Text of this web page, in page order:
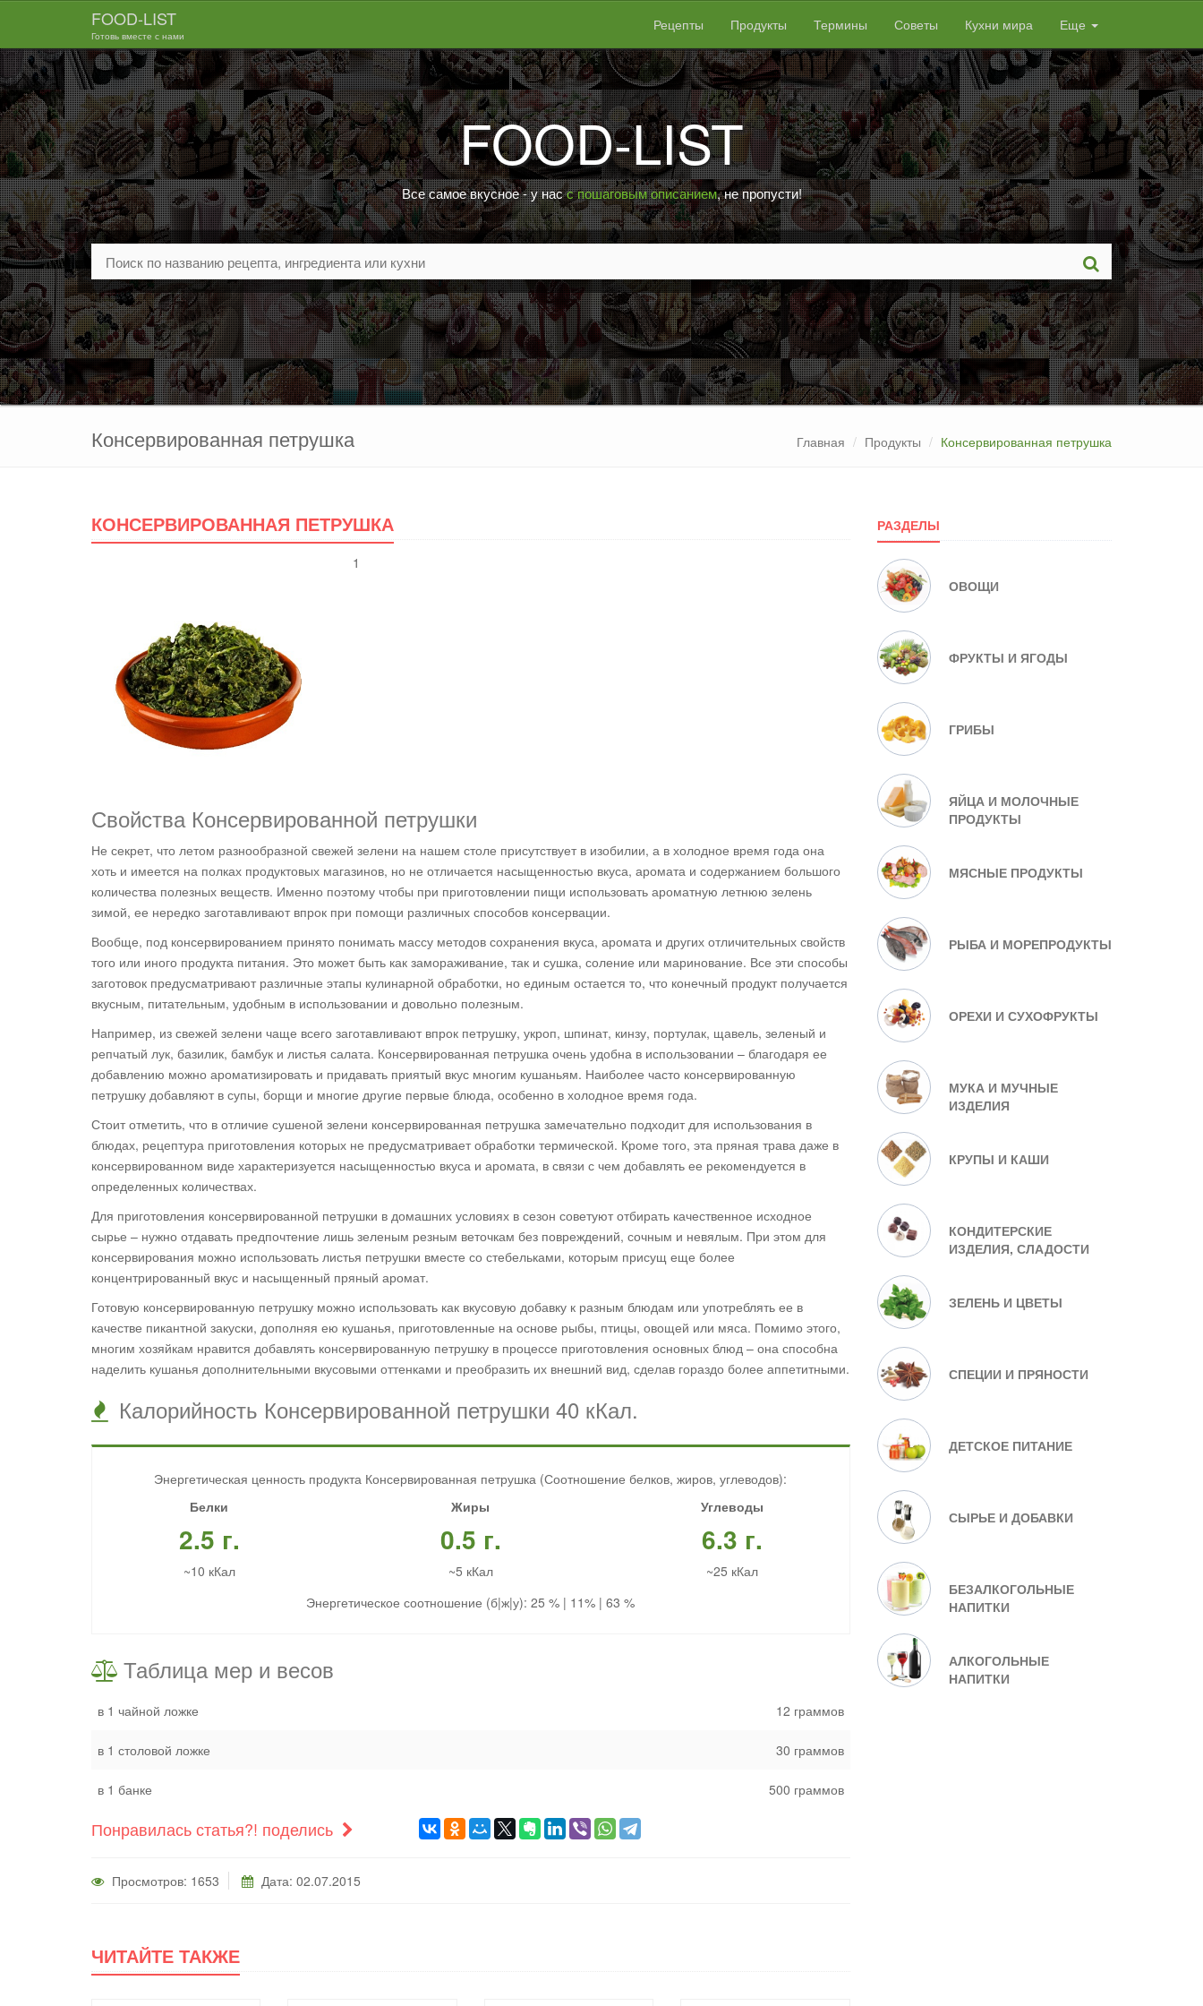
FOOD-LIST
Готовь вместе с нами
Рецепты Продукты Термины Советы Кухни мира Еще
FOOD-LIST
Все самое вкусное - у насс пошаговым описанием, не пропусти!
Консервированная петрушка Главная Продукты Консервированная петрушка
КОНСЕРВИРОВАННАЯ ПЕТРУШКА
1
Свойства Консервированной петрушки
Не секрет, что летом разнообразной свежей зелени на нашем столе присутствует в изобилии, а в холодное время года она
хоть и имеется на полках продуктовых магазинов, но не отличается насыщенностью вкуса, аромата и содержанием большого
количества полезных веществ. Именно поэтому чтобы при приготовлении пищи использовать ароматную летнюю зелень
зимой, ее нередко заготавливают впрок при помощи различных способов консервации.
Вообще, под консервированием принято понимать массу методов сохранения вкуса, аромата и других отличительных свойств
того или иного продукта питания. Это может быть как замораживание, так и сушка, соление или маринование. Все эти способы
заготовок предусматривают различные этапы кулинарной обработки, но единым остается то, что конечный продукт получается
вкусным, питательным, удобным в использовании и довольно полезным.
Например, из свежей зелени чаще всего заготавливают впрок петрушку, укроп, шпинат, кинзу, портулак, щавель, зеленый и
репчатый лук, базилик, бамбук и листья салата. Консервированная петрушка очень удобна в использовании – благодаря ее
добавлению можно ароматизировать и придавать приятый вкус многим кушаньям. Наиболее часто консервированную
петрушку добавляют в супы, борщи и многие другие первые блюда, особенно в холодное время года.
Стоит отметить, что в отличие сушеной зелени консервированная петрушка замечательно подходит для использования в
блюдах, рецептура приготовления которых не предусматривает обработки термической. Кроме того, эта пряная трава даже в
консервированном виде характеризуется насыщенностью вкуса и аромата, в связи с чем добавлять ее рекомендуется в
определенных количествах.
Для приготовления консервированной петрушки в домашних условиях в сезон советуют отбирать качественное исходное
сырье – нужно отдавать предпочтение лишь зеленым резным веточкам без повреждений, сочным и невялым. При этом для
консервирования можно использовать листья петрушки вместе со стебельками, которым присущ еще более
концентрированный вкус и насыщенный пряный аромат.
Готовую консервированную петрушку можно использовать как вкусовую добавку к разным блюдам или употреблять ее в
качестве пикантной закуски, дополняя ею кушанья, приготовленные на основе рыбы, птицы, овощей или мяса. Помимо этого,
многим хозяйкам нравится добавлять консервированную петрушку в процессе приготовления основных блюд – она способна
наделить кушанья дополнительными вкусовыми оттенками и преобразить их внешний вид, сделав гораздо более аппетитными.
Калорийность Консервированной петрушки 40 кКал.
Энергетическая ценность продукта Консервированная петрушка (Соотношение белков, жиров, углеводов):
Белки
2.5 г.
~10 кКал
Жиры
0.5 г.
~5 кКал
Углеводы
6.3 г.
~25 кКал
Энергетическое соотношение (б|ж|у): 25 % | 11% | 63 %
Таблица мер и весов
в 1 чайной ложке 12 граммов
в 1 столовой ложке 30 граммов
в 1 банке 500 граммов
Понравилась статья?! поделись
Просмотров: 1653 Дата: 02.07.2015
ЧИТАЙТЕ ТАКЖЕ
РАЗДЕЛЫ
ОВОЩИ
ФРУКТЫ И ЯГОДЫ
ГРИБЫ
ЯЙЦА И МОЛОЧНЫЕ
ПРОДУКТЫ
МЯСНЫЕ ПРОДУКТЫ
РЫБА И МОРЕПРОДУКТЫ
ОРЕХИ И СУХОФРУКТЫ
МУКА И МУЧНЫЕ
ИЗДЕЛИЯ
КРУПЫ И КАШИ
КОНДИТЕРСКИЕ
ИЗДЕЛИЯ, СЛАДОСТИ
ЗЕЛЕНЬ И ЦВЕТЫ
СПЕЦИИ И ПРЯНОСТИ
ДЕТСКОЕ ПИТАНИЕ
СЫРЬЕ И ДОБАВКИ
БЕЗАЛКОГОЛЬНЫЕ
НАПИТКИ
АЛКОГОЛЬНЫЕ
НАПИТКИ